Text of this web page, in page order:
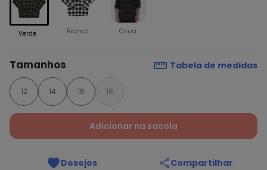
Verde Branco Cinza
Tamanhos Tabela de medidas
12 14 16 18
Adicionar na sacola
Desejos Compartilhar